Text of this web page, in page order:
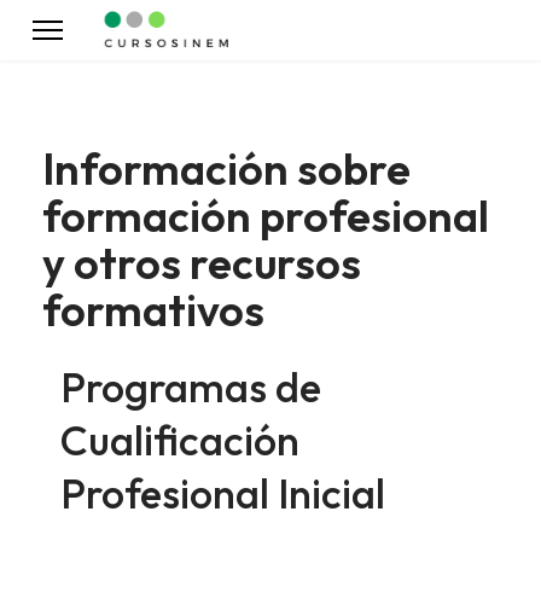
Información sobre
formación profesional
y otros recursos
formativos
Programas de
Cualificación
Profesional Inicial